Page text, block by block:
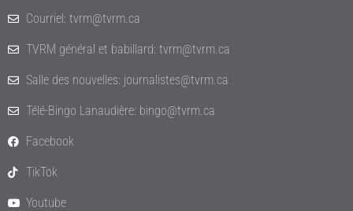
Courriel: tvrm@tvrm.ca
TVRM général et babillard: tvrm@tvrm.ca
Salle des nouvelles: journalistes@tvrm.ca
Télé-Bingo Lanaudière: bingo@tvrm.ca
Facebook
TikTok
Youtube